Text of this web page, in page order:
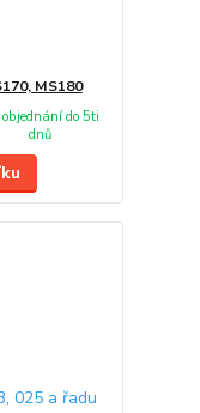
MS180
objednání do 5ti
dnů